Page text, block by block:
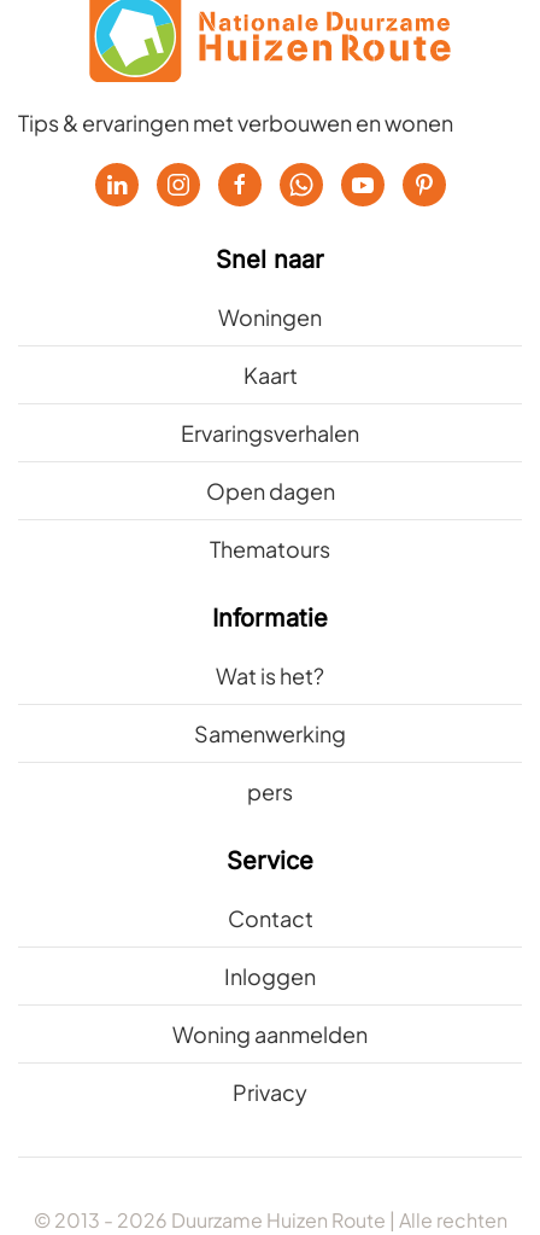
Tips & ervaringen met verbouwen en wonen
Snel naar
Woningen
Kaart
Ervaringsverhalen
Open dagen
Thematours
Informatie
Wat is het?
Samenwerking
pers
Service
Contact
Inloggen
Woning aanmelden
Privacy
© 2013 - 2026 Duurzame Huizen Route | Alle rechten